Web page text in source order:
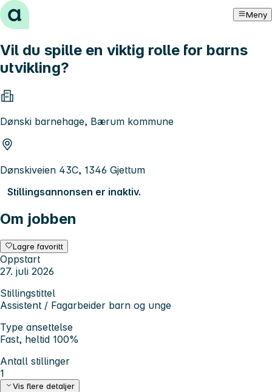
Hopp til innhold Meny
Vil du spille en viktig rolle for barns
utvikling?
Dønski barnehage, Bærum kommune
Dønskiveien 43C, 1346 Gjettum
Stillingsannonsen er inaktiv.
Om jobben
Lagre favoritt
Oppstart
27. juli 2026
Stillingstittel
Assistent / Fagarbeider barn og unge
Type ansettelse
Fast, heltid 100%
Antall stillinger
1
Vis flere detaljer